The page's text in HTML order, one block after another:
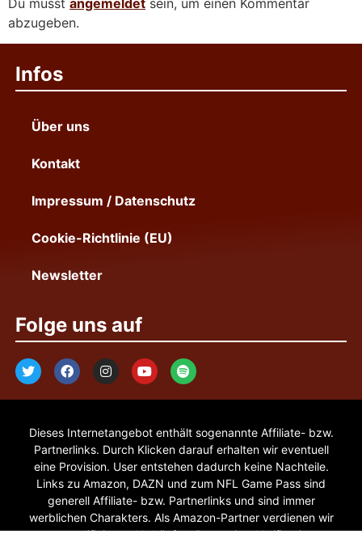
abzugeben.
Infos
Über uns
Kontakt
Impressum / Datenschutz
Cookie-Richtlinie (EU)
Newsletter
Folge uns auf
Dieses Internetangebot enthält sogenannte Affiliate- bzw.
Partnerlinks. Durch Klicken darauf erhalten wir eventuell
eine Provision. User entstehen dadurch keine Nachteile.
Links zu Amazon, DAZN und zum NFL Game Pass sind
generell Affiliate- bzw. Partnerlinks und sind immer
werblichen Charakters. Als Amazon-Partner verdienen wir
an qualifizierten Verkäufen. Pepperjam Verification